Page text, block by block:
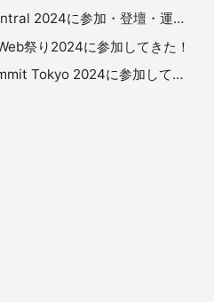
【参加レポート】CMC_Central 2024に参加・登壇・運営して、コミュニティマーケティングについて学ぶ1日
祭り2024に参加してきた！
【参加レポート】AWS Summit Tokyo 2024に参加してきた！